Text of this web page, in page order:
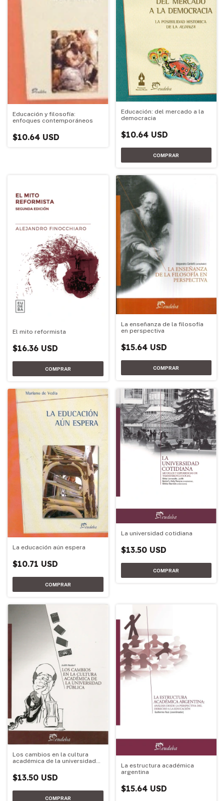
Educación y filosofía:
enfoques contemporáneos
$10.64 USD
Educación: del mercado a la
democracia
$10.64 USD
El mito reformista
$16.36 USD
La enseñanza de la filosofía
en perspectiva
$15.64 USD
La educación aún espera
$10.71 USD
La universidad cotidiana
$13.50 USD
Los cambios en la cultura
académica de la universidad
$13.50 USD
La estructura académica
argentina
$15.64 USD